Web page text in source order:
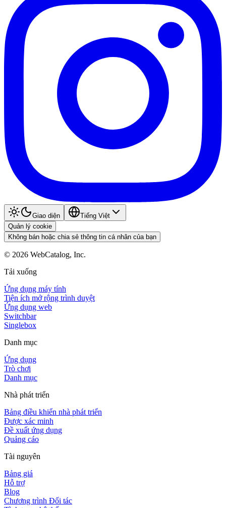
Giao diện
Tiếng Việt
Quản lý cookie
Không bán hoặc chia sẻ thông tin cá nhân của bạn
© 2026 WebCatalog, Inc.
Tải xuống
Ứng dụng máy tính
Tiện ích mở rộng trình duyệt
Ứng dụng web
Switchbar
Singlebox
Danh mục
Ứng dụng
Trò chơi
Danh mục
Nhà phát triển
Bảng điều khiển nhà phát triển
Được xác minh
Đề xuất ứng dụng
Quảng cáo
Tài nguyên
Bảng giá
Hỗ trợ
Blog
Chương trình Đối tác